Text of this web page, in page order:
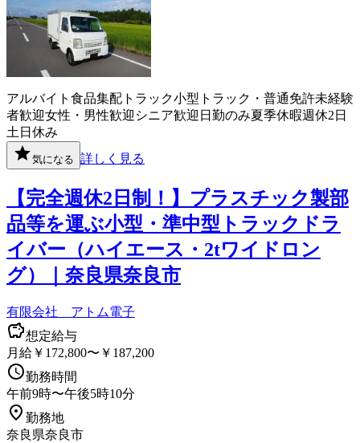
アルバイト 食品集配 トラック小型トラック・普通免許未経験
者歓迎女性・男性歓迎 シニア歓迎 日勤のみ夏季休暇週休2日
土日休み
気になる 詳しく見る
【完全週休2日制！】プラスチック製部
品等を運ぶ小型・準中型トラックドラ
イバー（ハイエース・2tワイドロン
グ）｜奈良県奈良市
有限会社 アトム電子
想定給与
月給￥172,800〜￥187,200
勤務時間
午前9時〜午後5時10分
勤務地
奈良県奈良市